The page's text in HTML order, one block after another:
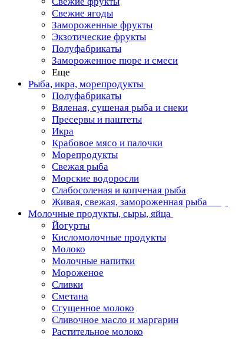
Свежие ягоды
Замороженные фрукты
Экзотические фрукты
Полуфабрикаты
Замороженное пюре и смеси
Еще
Рыба, икра, морепродукты
Полуфабрикаты
Вяленая, сушеная рыба и снеки
Пресервы и паштеты
Икра
Крабовое мясо и палочки
Морепродукты
Свежая рыба
Морские водоросли
Слабосоленая и копченая рыба
Живая, свежая, замороженная рыба
Молочные продукты, сыры, яйца
Йогурты
Кисломолочные продукты
Молоко
Молочные напитки
Мороженое
Сливки
Сметана
Сгущенное молоко
Сливочное масло и маргарин
Растительное молоко